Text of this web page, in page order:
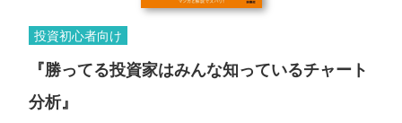
投資初心者向け
『勝ってる投資家はみんな知っているチャート
分析』